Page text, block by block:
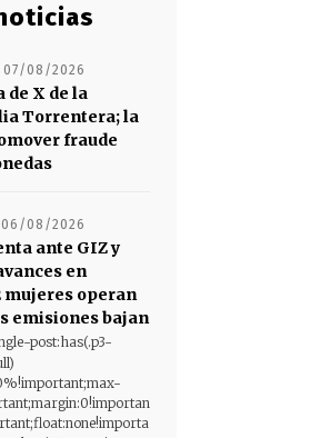
07/08/2026
de X de la
Torrentera; la
fraude
06/08/2026
ante GIZ y
en
mujeres operan
emisiones bajan
post:has(.p3-